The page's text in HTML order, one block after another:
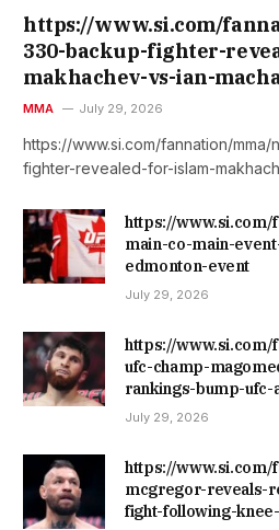
https://www.si.com/
330-backup-fighter-
makhachev-vs-ian-
MMA July 29, 2026
https://www.si.com/fannation/
fighter-revealed-for-islam-
https://
main-co-main-
edmonton-event
July 29, 2026
https://www.si.com/
ufc-champ-
rankings-bump-ufc-
July 29, 2026
https://
mcgregor-reveals-
fight-following-